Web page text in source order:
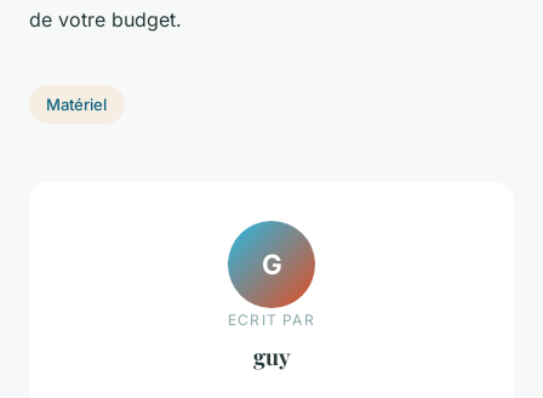
de votre budget.
Matériel
G
ECRIT PAR
guy